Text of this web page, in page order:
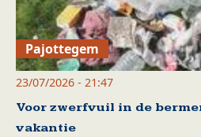
Pajottegem
23/07/2026 - 21:47
Voor zwerfvuil in de
vakantie